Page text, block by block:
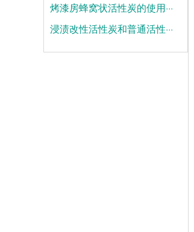
2025-05-21
烤漆房蜂窝状活性炭的使用···
2025-05-14
浸渍改性活性炭和普通活性···
2025-05-07